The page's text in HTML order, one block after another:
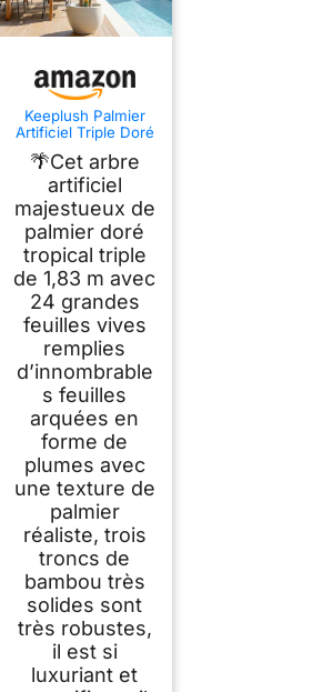
Keeplush Palmier
Artificiel Triple Doré
180cm Haute,
Palmier Artificiel
Exterieur, Arbre
Artificiel Exterieur ou
Intérieur pour
Maison Chambre
Bureau Salon Balcon
Jardin Décoration
(1Pack)
🌴Cet arbre
artificiel
majestueux de
palmier doré
tropical triple
de 1,83 m avec
24 grandes
feuilles vives
remplies
d’innombrable
s feuilles
arquées en
forme de
plumes avec
une texture de
palmier
réaliste, trois
troncs de
bambou très
solides sont
très robustes,
il est si
luxuriant et